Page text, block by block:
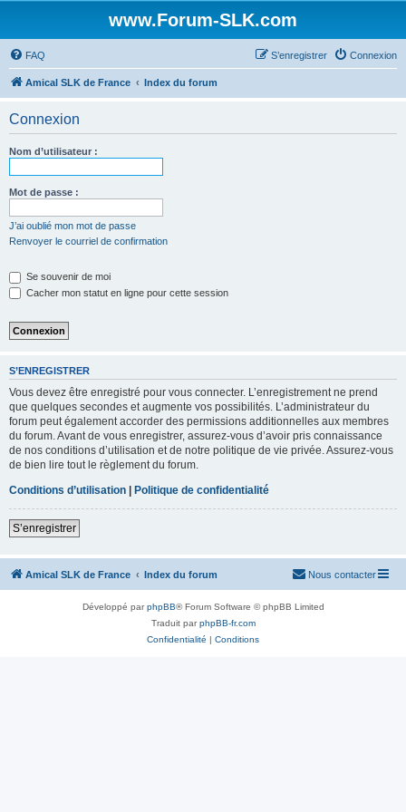
www.Forum-SLK.com
FAQ Connexion
S’enregistrer
Amical SLK de France Index du forum
Connexion
Nom d’utilisateur :
Mot de passe :
J’ai oublié mon mot de passe
Renvoyer le courriel de confirmation
Se souvenir de moi
Cacher mon statut en ligne pour cette session
S’ENREGISTRER
Vous devez être enregistré pour vous connecter. L’enregistrement ne prend
que quelques secondes et augmente vos possibilités. L’administrateur du
forum peut également accorder des permissions additionnelles aux membres
du forum. Avant de vous enregistrer, assurez-vous d’avoir pris connaissance
de nos conditions d’utilisation et de notre politique de vie privée. Assurez-vous
de bien lire tout le règlement du forum.
Conditions d’utilisation | Politique de confidentialité
S’enregistrer
Amical SLK de France Index du forum Nous contacter
Développé parphpBB® Forum Software © phpBB Limited
Traduit parphpBB-fr.com
Confidentialité | Conditions